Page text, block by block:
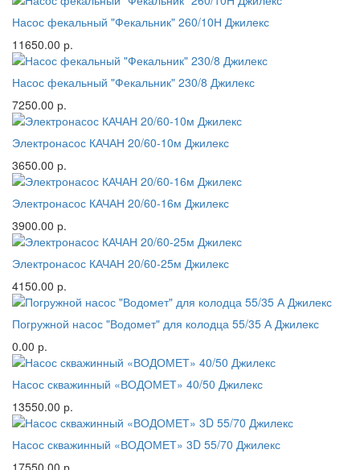
Насос фекальный "Фекальник" 260/10Н Джилекс
11650.00 р.
Насос фекальный "Фекальник" 230/8 Джилекс
7250.00 р.
Электронасос КАЧАН 20/60-10м Джилекс
3650.00 р.
Электронасос КАЧАН 20/60-16м Джилекс
3900.00 р.
Электронасос КАЧАН 20/60-25м Джилекс
4150.00 р.
Погружной насос "Водомет" для колодца 55/35 А Джилекс
0.00 р.
Насос скважинный «ВОДОМЕТ» 40/50 Джилекс
13550.00 р.
Насос скважинный «ВОДОМЕТ» 3D 55/70 Джилекс
17550.00 р.